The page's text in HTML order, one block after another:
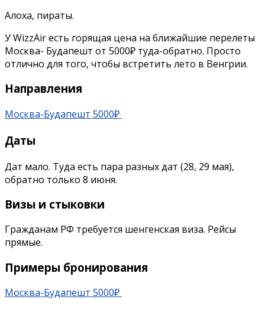
Алоха, пираты.
У WizzAir есть горящая цена на ближайшие перелеты
Москва- Будапешт от 5000₽ туда-обратно. Просто
отлично для того, чтобы встретить лето в Венгрии.
Направления
Москва-Будапешт 5000₽
Даты
Дат мало. Туда есть пара разных дат (28, 29 мая),
обратно только 8 июня.
Визы и стыковки
Гражданам РФ требуется шенгенская виза. Рейсы
прямые.
Примеры бронирования
Москва-Будапешт 5000₽